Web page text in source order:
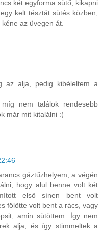
két egyforma sütő, kikapni
kelt tésztát sütés közben,
az üvegen át.
az alja, pedig kibéleltem a
nem találok rendesebb
már mit kitalálni :(
gáztűzhelyem, a végén
hogy alul benne volt két
első sínen bent volt
fölötte volt bent a rács, vagy
amin sütöttem. Így nem
alja, és így stimmeltek a